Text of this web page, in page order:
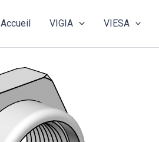
Accueil VIGIA VIESA